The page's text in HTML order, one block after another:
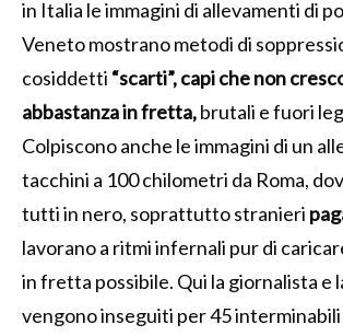
in Italia le immagini di allevamenti di
Veneto mostrano metodi di
cosiddetti “scarti”, capi che non
abbastanza in fretta,brutali e fuori
Colpiscono anche le immagini di un
tacchini a 100 chilometri da Roma,
tutti in nero, soprattutto stranieri
lavorano a ritmi infernali pur di
in fretta possibile. Qui la giornalista e
vengono inseguiti per 45